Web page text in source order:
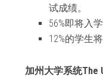
试成绩。
56%即将入
12%的学生
加州大学系统The